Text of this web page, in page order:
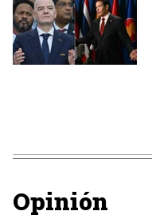
Opinión